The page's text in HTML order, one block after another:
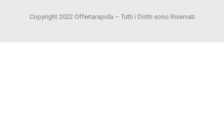
Copyright 2022 Offertarapida – Tutti i Diritti sono Riservati